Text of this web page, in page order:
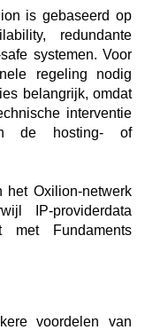
is gebaseerd op
redundante
systemen. Voor
regeling nodig
belangrijk, omdat
interventie
de hosting- of
het Oxilion-netwerk
IP-providerdata
met Fundaments
voordelen van